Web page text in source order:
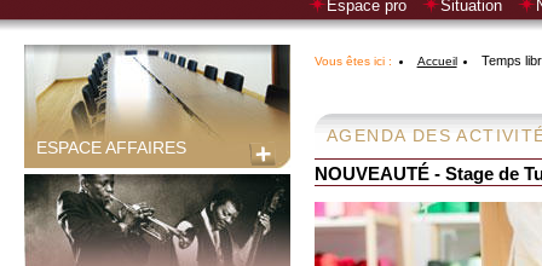
Espace pro Situation
ESPACE AFFAIRES
Vous êtes ici : Accueil Temps
AGENDA DES
NOUVEAUTÉ - Stage de